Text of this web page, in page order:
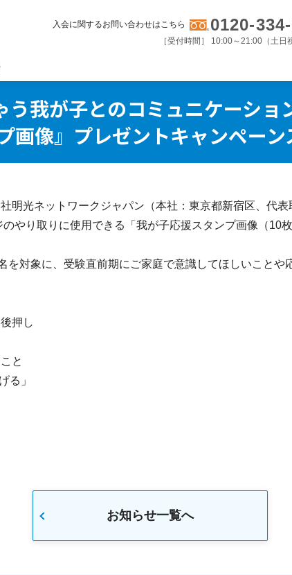
入会に関するお問い合わせはこちら 0120-
［受付時間］ 10:00～21:00（土日
う我が子とのコミュニケーシ
画像』プレゼントキャンペーン
明光ネットワークジャパン（本社：東京都新宿区、代
やり取りに使用できる「我が子応援スタンプ画像（10
対象に、受験直前期にご家庭で意識してほしいことや
押し
と
る」
お知らせ一覧へ